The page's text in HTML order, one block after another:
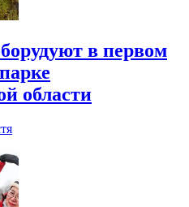
в первом
области